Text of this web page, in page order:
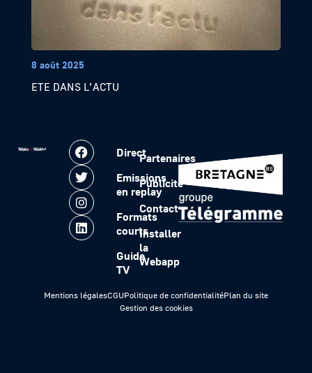
8 août 2025
ETE DANS L’ACTU
Direct
Emissions
en replay
Formats
courts
Guide
TV
Partenaires
Publicité
Contact
Installer
la
Webapp
Mentions légalesCGUPolitique de confidentialitéPlan du site
Gestion des cookies